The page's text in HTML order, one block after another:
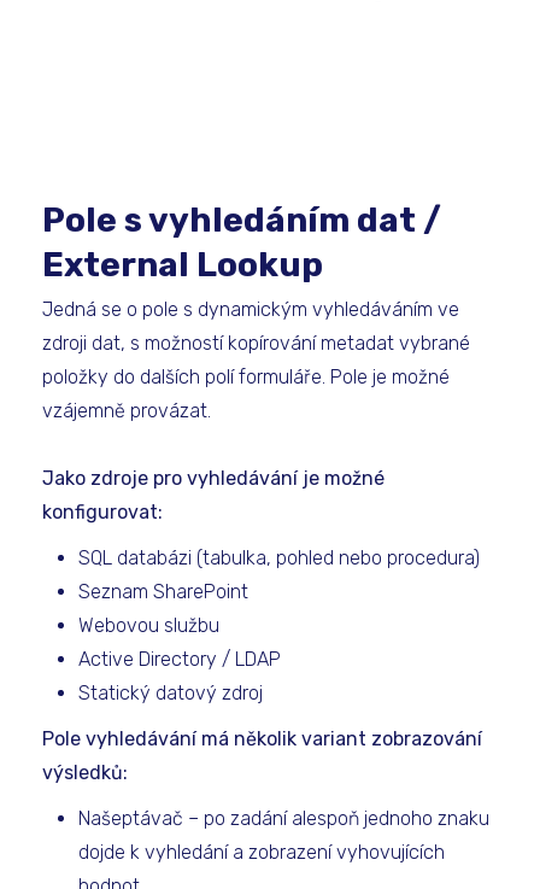
Pole s vyhledáním dat /
External Lookup
Jedná se o pole s dynamickým vyhledáváním ve
zdroji dat, s možností kopírování metadat vybrané
položky do dalších polí formuláře. Pole je možné
vzájemně provázat.
Jako zdroje pro vyhledávání je možné
konfigurovat:
SQL databázi (tabulka, pohled nebo procedura)
Seznam SharePoint
Webovou službu
Active Directory / LDAP
Statický datový zdroj
Pole vyhledávání má několik variant zobrazování
výsledků:
Našeptávač – po zadání alespoň jednoho znaku
dojde k vyhledání a zobrazení vyhovujících